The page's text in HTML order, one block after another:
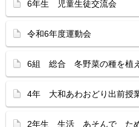
6年生 児童生徒交流会
令和6年度運動会
6組 総合 冬野菜の種を植え
4年 大和あわおどり出前授
2年生 生活 あそんで た